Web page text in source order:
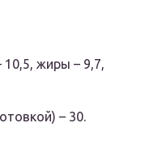
10,5, жиры – 9,7,
– 30.